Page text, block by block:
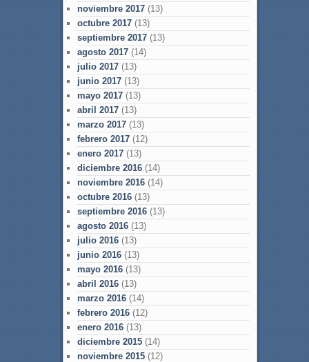
noviembre 2017(13)
octubre 2017(13)
septiembre 2017(13)
agosto 2017(14)
julio 2017(13)
junio 2017(13)
mayo 2017(13)
abril 2017(13)
marzo 2017(13)
febrero 2017(12)
enero 2017(13)
diciembre 2016(14)
noviembre 2016(14)
octubre 2016(13)
septiembre 2016(13)
agosto 2016(13)
julio 2016(13)
junio 2016(13)
mayo 2016(13)
abril 2016(13)
marzo 2016(14)
febrero 2016(12)
enero 2016(13)
diciembre 2015(14)
noviembre 2015(12)